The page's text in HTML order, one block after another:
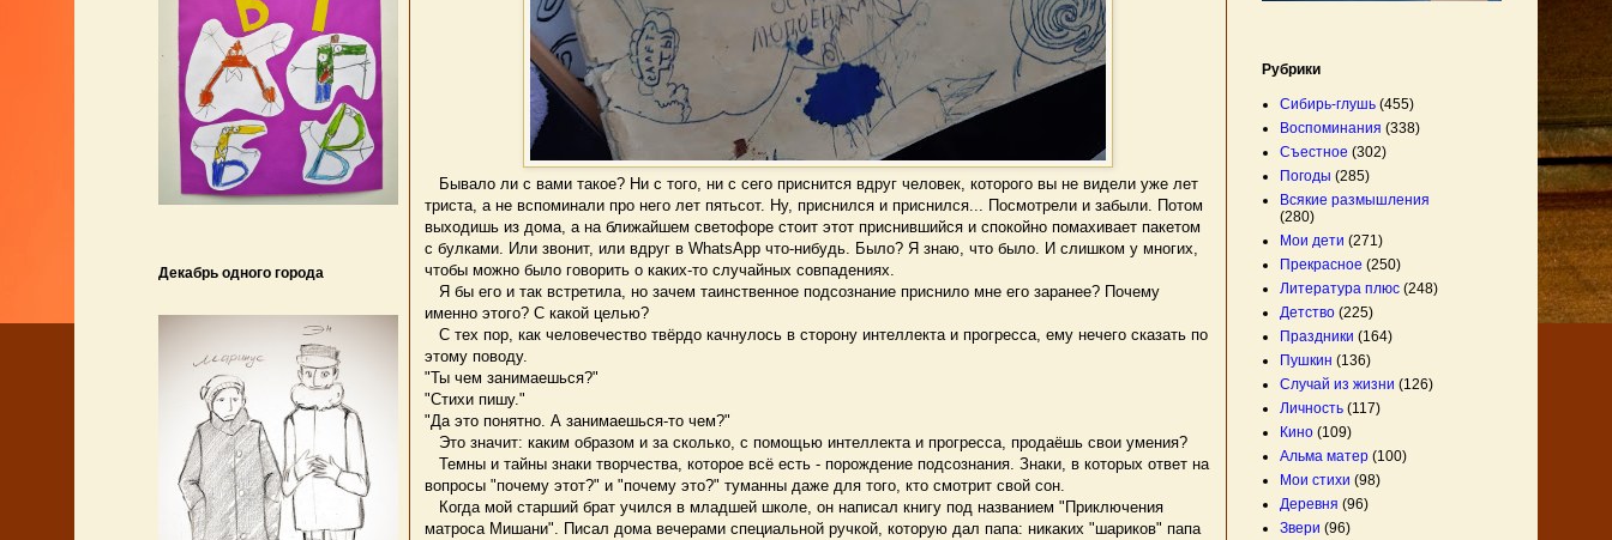
Бывало ли с вами такое? Ни с того, ни с сего приснится вдруг человек, которого вы не видели уже лет
триста, а не вспоминали про него лет пятьсот. Ну, приснился и приснился... Посмотрели и забыли. Потом
выходишь из дома, а на ближайшем светофоре стоит этот приснившийся и спокойно помахивает пакетом
с булками. Или звонит, или вдруг в WhatsApp что-нибудь. Было? Я знаю, что было. И слишком у многих,
чтобы можно было говорить о каких-то случайных совпадениях.
Я бы его и так встретила, но зачем таинственное подсознание приснило мне его заранее? Почему
именно этого? С какой целью?
С тех пор, как человечество твёрдо качнулось в сторону интеллекта и прогресса, ему нечего сказать по
этому поводу.
"Ты чем занимаешься?"
"Стихи пишу."
"Да это понятно. А занимаешься-то чем?"
Это значит: каким образом и за сколько, с помощью интеллекта и прогресса, продаёшь свои умения?
Темны и тайны знаки творчества, которое всё есть - порождение подсознания. Знаки, в которых ответ на
вопросы "почему этот?" и "почему это?" туманны даже для того, кто смотрит свой сон.
Когда мой старший брат учился в младшей школе, он написал книгу под названием "Приключения
матроса Мишани". Писал дома вечерами специальной ручкой, которую дал папа: никаких "шариков" папа
Декабрь одного города
Рубрики
Сибирь-глушь (455)
Воспоминания (338)
Съестное (302)
Погоды (285)
Всякие размышления
(280)
Мои дети (271)
Прекрасное (250)
Литература плюс (248)
Детство (225)
Праздники (164)
Пушкин (136)
Случай из жизни (126)
Личность (117)
Кино (109)
Альма матер (100)
Мои стихи (98)
Деревня (96)
Звери (96)